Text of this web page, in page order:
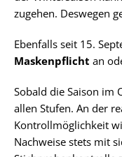
zugehen. Deswegen
Ebenfalls seit 15.
Maskenpflicht an
Sobald die Saison im
allen Stufen. An der
Kontrollmöglichkeit
Nachweise stets mit